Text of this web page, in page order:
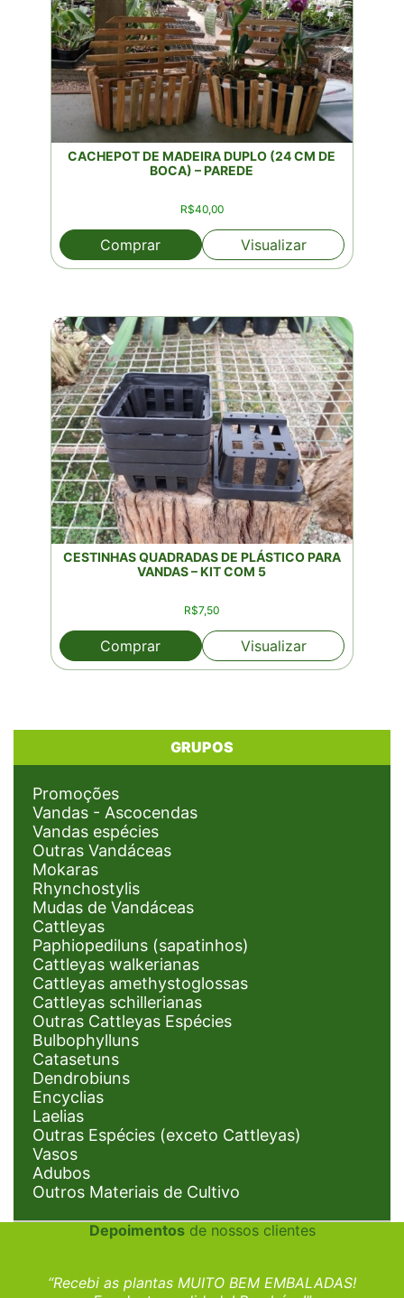
GRUPOS
Promoções
Vandas - Ascocendas
Vandas espécies
Outras Vandáceas
Mokaras
Rhynchostylis
Mudas de Vandáceas
Cattleyas
Paphiopediluns (sapatinhos)
Cattleyas walkerianas
Cattleyas amethystoglossas
Cattleyas schillerianas
Outras Cattleyas Espécies
Bulbophylluns
Catasetuns
Dendrobiuns
Encyclias
Laelias
Outras Espécies (exceto Cattleyas)
Vasos
Adubos
Outros Materiais de Cultivo
CACHEPOT DE MADEIRA DUPLO (24 CM DE
BOCA) – PAREDE
R$40,00
Comprar Visualizar
CESTINHAS QUADRADAS DE PLÁSTICO PARA
VANDAS – KIT COM 5
R$7,50
Comprar Visualizar
Depoimentosde nossos clientes
“Recebi as plantas MUITO BEM EMBALADAS!